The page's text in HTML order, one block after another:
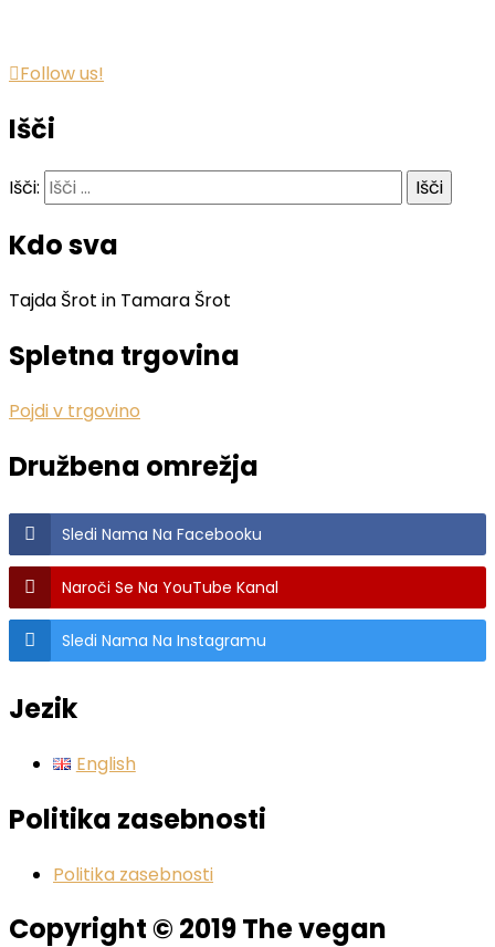
Follow us!
Išči
Išči:
Kdo sva
Tajda Šrot in Tamara Šrot
Spletna trgovina
Pojdi v trgovino
Družbena omrežja
Sledi Nama Na Facebooku
Naroči Se Na YouTube Kanal
Sledi Nama Na Instagramu
Jezik
English
Politika zasebnosti
Politika zasebnosti
Copyright © 2019 The vegan